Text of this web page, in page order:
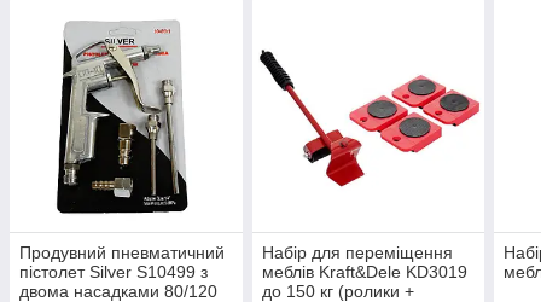
Продувний пневматичний
пістолет Silver S10499 з
двома насадками 80/120
Набір для переміщення
меблів Kraft&Dele KD3019
до 150 кг (ролики +